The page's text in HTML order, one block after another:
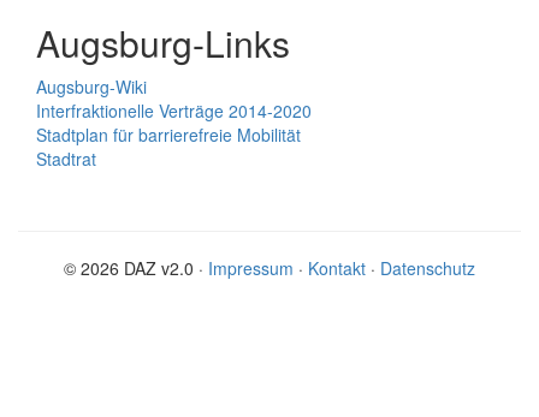
Augsburg-Links
Augsburg-Wiki
Interfraktionelle Verträge 2014-2020
Stadtplan für barrierefreie Mobilität
Stadtrat
© 2026 DAZ v2.0 · Impressum · Kontakt · Datenschutz